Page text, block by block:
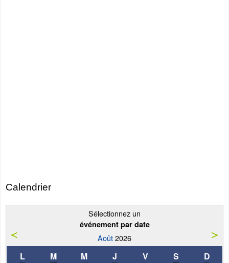
Calendrier
Sélectionnez un
événement par date
Août2026
L M M J V S D